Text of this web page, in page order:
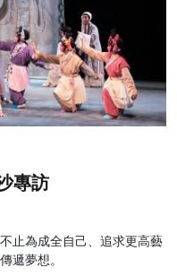
專訪
止為成全自己、追求更高藝
遞夢想。